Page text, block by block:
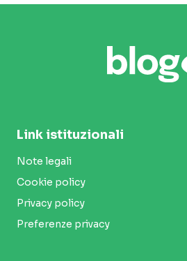
Link istituzionali
Note legali
Cookie policy
Privacy policy
Preferenze privacy